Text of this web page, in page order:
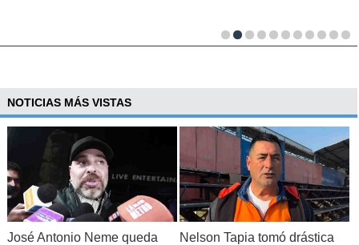
NOTICIAS MÁS VISTAS
José Antonio Neme queda
Nelson Tapia tomó drástica